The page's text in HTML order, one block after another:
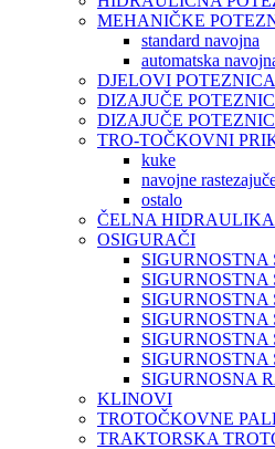
MEHANIČKE
standard navojna
automatska
DJELOVI POTEZNICA
DIZAJUČE
DIZAJUČE
TRO-TOČKOVNI
kuke
navojne
ostalo
ČELNA HIDRAULIKA
OSIGURAČI
SIGURNOSTNA
SIGURNOSTNA
SIGURNOSTNA
SIGURNOSTNA
SIGURNOSTNA
SIGURNOSTNA
SIGURNOSNA
KLINOVI
TROTOČKOVNE
TRAKTORSKA